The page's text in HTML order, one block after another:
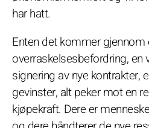
har hatt.
Enten det kommer gjennom
overraskelsesbefordring, en
signering av nye kontrakter,
gevinster, alt peker mot en
kjøpekraft. Dere er